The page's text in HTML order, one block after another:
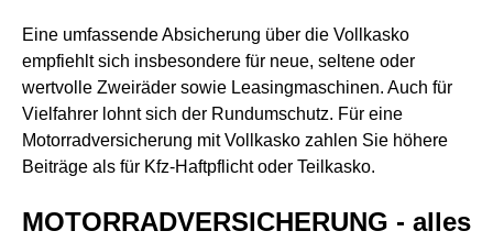
Eine umfassende Absicherung über die Vollkasko
empfiehlt sich insbesondere für neue, seltene oder
wertvolle Zweiräder sowie Leasingmaschinen. Auch für
Vielfahrer lohnt sich der Rundumschutz. Für eine
Motorradversicherung mit Vollkasko zahlen Sie höhere
Beiträge als für Kfz-Haftpflicht oder Teilkasko.
MOTORRADVERSICHERUNG - alles